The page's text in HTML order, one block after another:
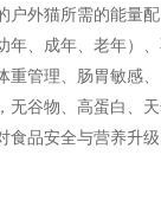
户外猫所需的能量
年、成年、老年）
重管理、肠胃敏感
无谷物、高蛋白、
食品安全与营养升